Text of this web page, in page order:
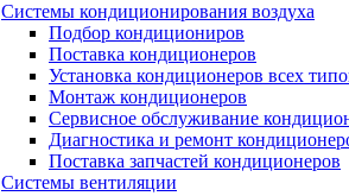
Системы кондиционирования воздуха
Подбор кондициониров
Поставка кондиционеров
Установка кондиционеров всех
Монтаж кондиционеров
Сервисное обслуживание
Диагностика и ремонт
Поставка запчастей кондиционеров
Системы вентиляции